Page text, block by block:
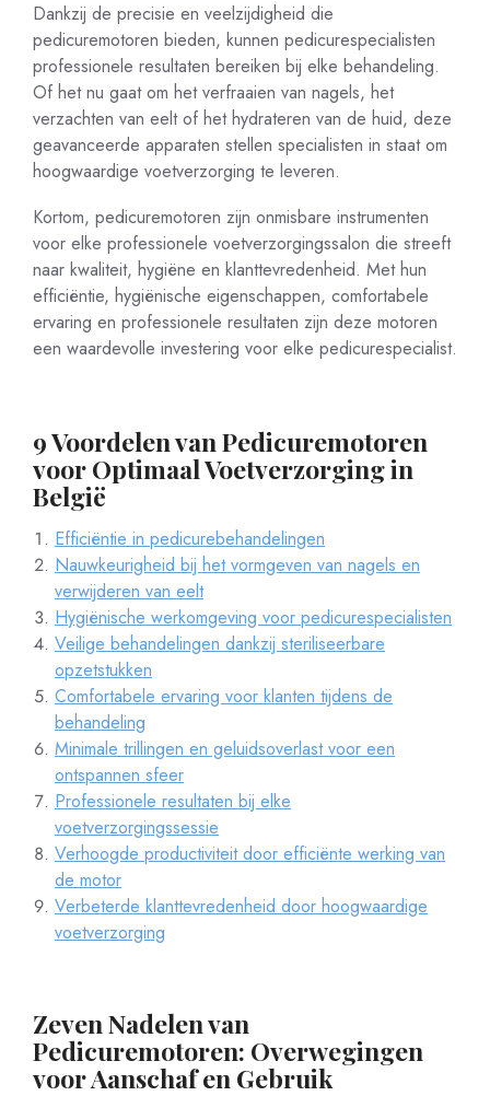
Dankzij de precisie en veelzijdigheid die
pedicuremotoren bieden, kunnen pedicurespecialisten
professionele resultaten bereiken bij elke behandeling.
Of het nu gaat om het verfraaien van nagels, het
verzachten van eelt of het hydrateren van de huid, deze
geavanceerde apparaten stellen specialisten in staat om
hoogwaardige voetverzorging te leveren.
Kortom, pedicuremotoren zijn onmisbare instrumenten
voor elke professionele voetverzorgingssalon die streeft
naar kwaliteit, hygiëne en klanttevredenheid. Met hun
efficiëntie, hygiënische eigenschappen, comfortabele
ervaring en professionele resultaten zijn deze motoren
een waardevolle investering voor elke pedicurespecialist.
9 Voordelen van Pedicuremotoren
voor Optimaal Voetverzorging in
België
Efficiëntie in pedicurebehandelingen
Nauwkeurigheid bij het vormgeven van nagels en
verwijderen van eelt
Hygiënische werkomgeving voor pedicurespecialisten
Veilige behandelingen dankzij steriliseerbare
opzetstukken
Comfortabele ervaring voor klanten tijdens de
behandeling
Minimale trillingen en geluidsoverlast voor een
ontspannen sfeer
Professionele resultaten bij elke
voetverzorgingssessie
Verhoogde productiviteit door efficiënte werking van
de motor
Verbeterde klanttevredenheid door hoogwaardige
voetverzorging
Zeven Nadelen van
Pedicuremotoren: Overwegingen
voor Aanschaf en Gebruik